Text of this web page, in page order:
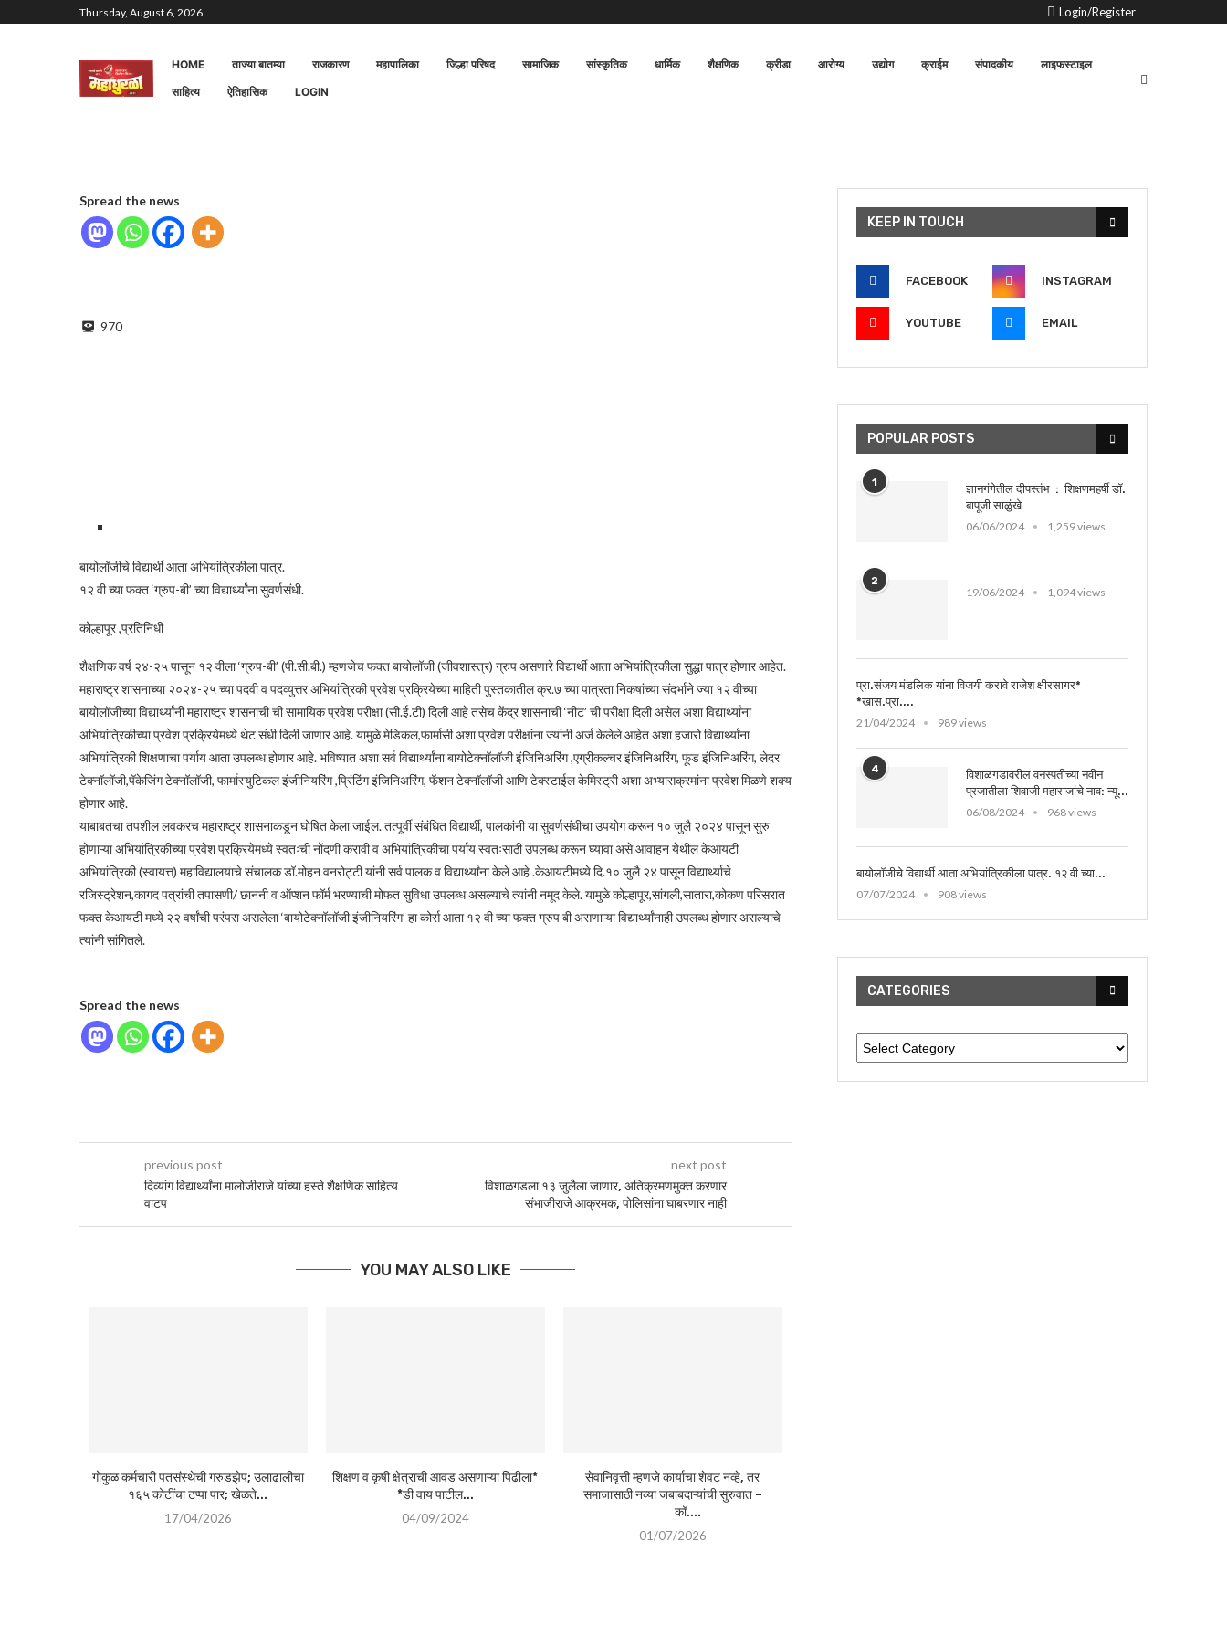
Thursday, August 6, 2026 Login/Register
HOME ताज्या बातम्या राजकारण महापालिका जिल्हा परिषद सामाजिक सांस्कृतिक धार्मिक शैक्षणिक क्रीडा आरोग्य उद्योग क्राईम संपादकीय
लाइफस्टाइल
साहित्य
ऐतिहासिक LOGIN
Spread the news
970
बायोलॉजीचे विद्यार्थी आता अभियांत्रिकीला पात्र.
१२ वी च्या फक्त ‘ग्रुप-बी’ च्या विद्यार्थ्यांना सुवर्णसंधी.
कोल्हापूर ,प्रतिनिधी
शैक्षणिक वर्ष २४-२५ पासून १२ वीला ‘ग्रुप-बी’ (पी.सी.बी.) म्हणजेच फक्त बायोलॉजी (जीवशास्त्र) ग्रुप असणारे विद्यार्थी आता अभियांत्रिकीला सुद्धा पात्र होणार आहेत.
महाराष्ट्र शासनाच्या २०२४-२५ च्या पदवी व पदव्युत्तर अभियांत्रिकी प्रवेश प्रक्रियेच्या माहिती पुस्तकातील क्र.७ च्या पात्रता निकषांच्या संदर्भाने ज्या १२ वीच्या
बायोलॉजीच्या विद्यार्थ्यांनी महाराष्ट्र शासनाची ची सामायिक प्रवेश परीक्षा (सी.ई.टी) दिली आहे तसेच केंद्र शासनाची ‘नीट’ ची परीक्षा दिली असेल अशा विद्यार्थ्यांना
अभियांत्रिकीच्या प्रवेश प्रक्रियेमध्ये थेट संधी दिली जाणार आहे. यामुळे मेडिकल,फार्मासी अशा प्रवेश परीक्षांना ज्यांनी अर्ज केलेले आहेत अशा हजारो विद्यार्थ्यांना
अभियांत्रिकी शिक्षणाचा पर्याय आता उपलब्ध होणार आहे. भविष्यात अशा सर्व विद्यार्थ्यांना बायोटेक्नॉलॉजी इंजिनिअरिंग ,एग्रीकल्चर इंजिनिअरिंग, फूड इंजिनिअरिंग, लेदर
टेक्नॉलॉजी,पॅकेजिंग टेक्नॉलॉजी, फार्मास्युटिकल इंजीनियरिंग ,प्रिंटिंग इंजिनिअरिंग, फॅशन टेक्नॉलॉजी आणि टेक्स्टाईल केमिस्ट्री अशा अभ्यासक्रमांना प्रवेश मिळणे शक्य
होणार आहे.
याबाबतचा तपशील लवकरच महाराष्ट्र शासनाकडून घोषित केला जाईल. तत्पूर्वी संबंधित विद्यार्थी, पालकांनी या सुवर्णसंधीचा उपयोग करून १० जुलै २०२४ पासून सुरु
होणाऱ्या अभियांत्रिकीच्या प्रवेश प्रक्रियेमध्ये स्वतःची नोंदणी करावी व अभियांत्रिकीचा पर्याय स्वतःसाठी उपलब्ध करून घ्यावा असे आवाहन येथील केआयटी
अभियांत्रिकी (स्वायत्त) महाविद्यालयाचे संचालक डॉ.मोहन वनरोट्टी यांनी सर्व पालक व विद्यार्थ्यांना केले आहे .केआयटीमध्ये दि.१० जुलै २४ पासून विद्यार्थ्याचे
रजिस्ट्रेशन,कागद पत्रांची तपासणी/ छाननी व ऑप्शन फॉर्म भरण्याची मोफत सुविधा उपलब्ध असल्याचे त्यांनी नमूद केले. यामुळे कोल्हापूर,सांगली,सातारा,कोकण परिसरात
फक्त केआयटी मध्ये २२ वर्षांची परंपरा असलेला ‘बायोटेक्नॉलॉजी इंजीनियरिंग’ हा कोर्स आता १२ वी च्या फक्त ग्रुप बी असणाऱ्या विद्यार्थ्यांनाही उपलब्ध होणार असल्याचे
त्यांनी सांगितले.
Spread the news
previous post
दिव्यांग विद्यार्थ्यांना मालोजीराजे यांच्या हस्ते शैक्षणिक साहित्य
वाटप
next post
विशाळगडला १३ जुलैला जाणार, अतिक्रमणमुक्त करणार
संभाजीराजे आक्रमक, पोलिसांना घाबरणार नाही
YOU MAY ALSO LIKE
गोकुळ कर्मचारी पतसंस्थेची गरुडझेप; उलाढालीचा
१६५ कोटींचा टप्पा पार; खेळते...
17/04/2026
शिक्षण व कृषी क्षेत्राची आवड असणाऱ्या पिढीला*
*डी वाय पाटील...
04/09/2024
सेवानिवृत्ती म्हणजे कार्याचा शेवट नव्हे, तर
समाजासाठी नव्या जबाबदाऱ्यांची सुरुवात –
कॉ....
01/07/2026
KEEP IN TOUCH
FACEBOOK INSTAGRAM
YOUTUBE EMAIL
POPULAR POSTS
1
ज्ञानगंगेतील दीपस्तंभ : शिक्षणमहर्षी डॉ.
बापूजी साळुंखे
06/06/2024
1,259 views
2
19/06/2024 1,094 views
प्रा.संजय मंडलिक यांना विजयी करावे राजेश क्षीरसागर*
*खास.प्रा....
21/04/2024
989 views
4
विशाळगडावरील वनस्पतीच्या नवीन
प्रजातीला शिवाजी महाराजांचे नाव: न्यू...
06/08/2024
968 views
बायोलॉजीचे विद्यार्थी आता अभियांत्रिकीला पात्र. १२ वी च्या...
07/07/2024
908 views
CATEGORIES